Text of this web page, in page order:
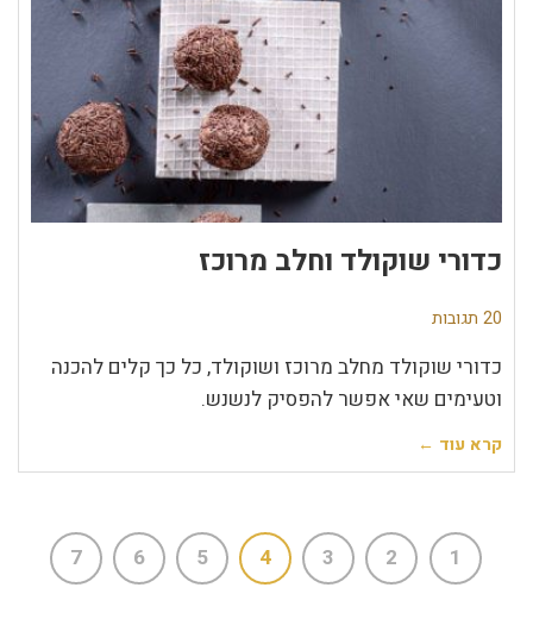
כדורי שוקולד וחלב מרוכז
20 תגובות
כדורי שוקולד מחלב מרוכז ושוקולד, כל כך קלים להכנה
וטעימים שאי אפשר להפסיק לנשנש.
קרא עוד ←
1
2
3
4
5
6
7